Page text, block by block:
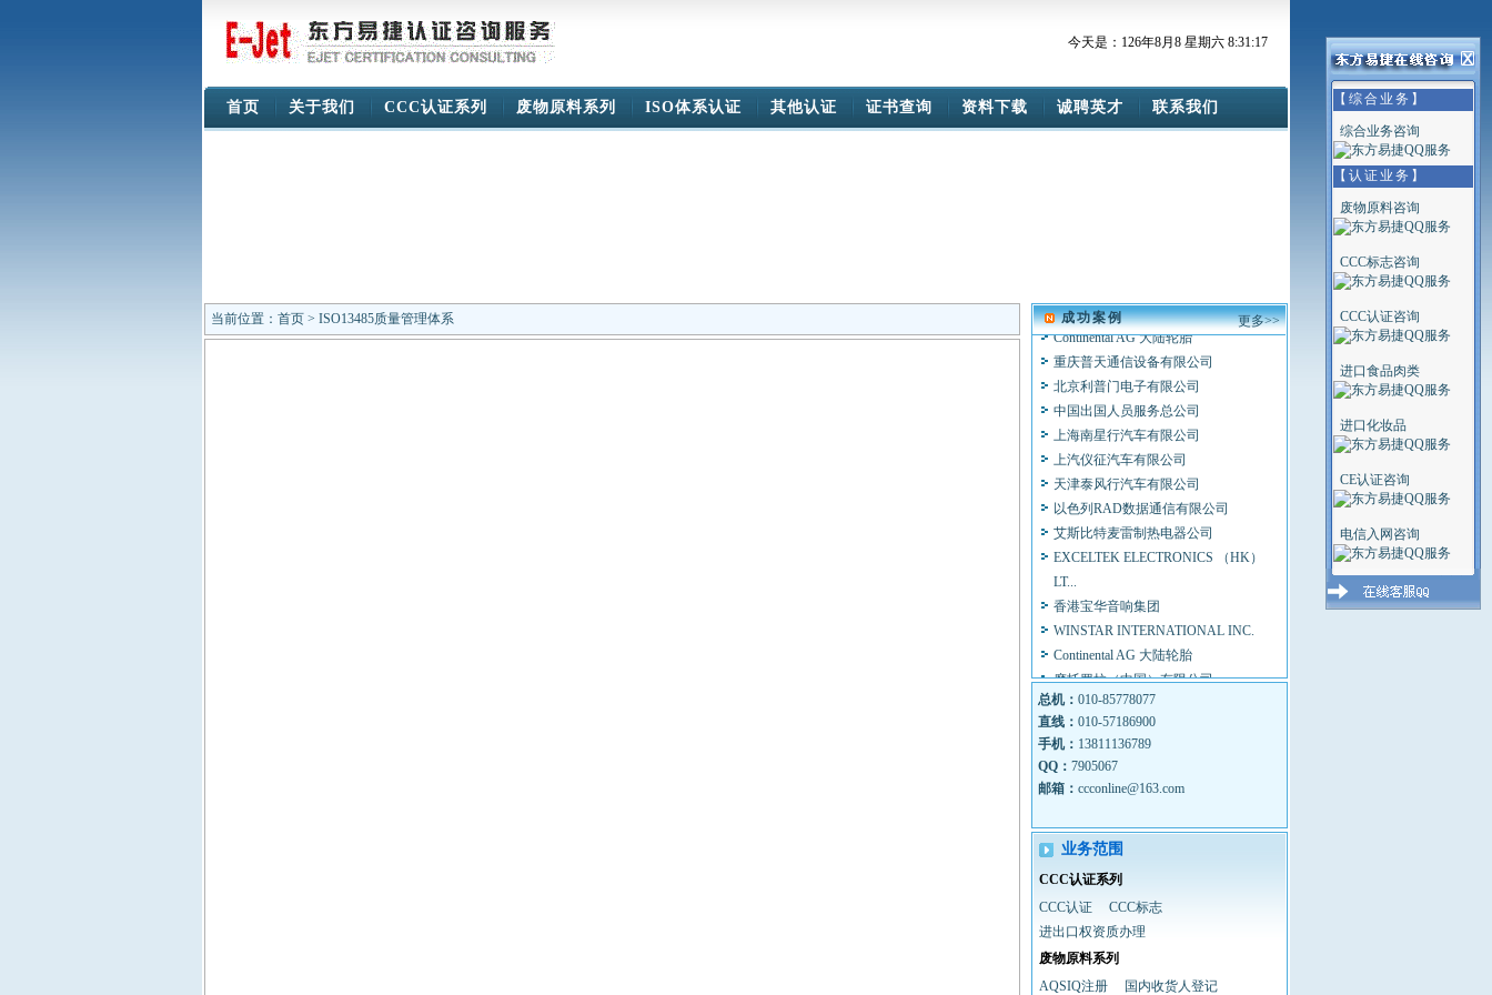
今天是：126年8月8 星期六 8:31:17
首页 关于我们 CCC认证系列 废物原料系列 ISO体系认证 其他认证 证书查询 资料下载 诚聘英才 联系我们
当前位置： 首页 > ISO13485质量管理体系 更多>>
成功案例
摩托罗拉（中国）有限公司
日电（中国）有限公司
天津三星SDI有限公司
西门子（中国）有限公司
安机国际贸易（上海）有限公司
Continental AG 大陆轮胎
重庆普天通信设备有限公司
北京利普门电子有限公司
中国出国人员服务总公司
上海南星行汽车有限公司
上汽仪征汽车有限公司
天津泰风行汽车有限公司
以色列RAD数据通信有限公司
艾斯比特麦雷制热电器公司
EXCELTEK ELECTRONICS （HK）
LT...
香港宝华音响集团
WINSTAR INTERNATIONAL INC.
Continental AG 大陆轮胎
摩托罗拉（中国）有限公司
联想集团
日电（中国）有限公司
天津三星SDI有限公司
西门子（中国）有限公司
北京天普太阳能有限公司
Villa Sistemi Medicali S.P.a.
安徽菲特科技股份有限公司
安机国际贸易（上海）有限公司
Continental AG 大陆轮胎
重庆普天通信设备有限公司
总机： 010-85778077
直线： 010-57186900
手机： 13811136789
QQ： 7905067
邮箱： ccconline@163.com
业务范围
CCC认证系列
CCC认证
CCC标志
进出口权资质办理
废物原料系列
AQSIQ注册
国内收货人登记
【综合业务】
综合业务咨询
【认证业务】
废物原料咨询
CCC标志咨询
CCC认证咨询
进口食品肉类
进口化妆品
CE认证咨询
电信入网咨询